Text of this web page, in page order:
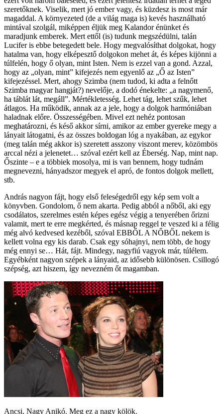
szeretőknek. Viselik, mert jó ember vagy, és küzdesz is most már
magaddal. A környezeted (de a világ maga is) kevés használható
mintával szolgál, miképpen éljük meg Kalandor énünket és
maradjunk emberek. Mert ettől (is) tudunk megszédülni, talán
Lucifer is ebbe betegedett bele. Hogy megvalósíthat dolgokat, hogy
hatalma van, hogy elképesztő dolgokon mehet át, és képes kijönni a
túlfelén, hogy ő olyan, mint Isten. Nem is ezzel van a gond. Azzal,
hogy az „olyan, mint” kifejezés nem egyenlő az „Ő az Isten”
kifejezéssel. Mert, ahogy Szimba (nem tudod, ki adta a felnőtt
Szimba magyar hangját?) nevelője, a dodó énekelte: „a nagymenő,
ha táblát lát, megáll”. Mértékletesség. Lehet tág, lehet szűk, lehet
átlagos. Ha működik, annak az a jele, hogy a dolgok harmóniában
haladnak előre. Összességében. Mivel ezt nehéz pontosan
meghatározni, és késő akkor sírni, amikor az ember gyereke megy a
lányait látogatni, és az összes boldogan lóg a nyakában, az egykor
(meg talán még akkor is) szeretett asszony viszont merev, közömbös
arccal nézi a jelenetet… szóval ezért kell az Éberség. Nap, mint nap.
Őszinte – e a többiek mosolya, mi is van bennem, hogy tudnám
megnevezni, hányadszor megyek el apró, de fontos dolgok mellett,
stb.
András nagyon fájt, hogy első feleségedről egy kép sem volt a
könyvben. Gondolom, ő nem akarta. Pedig abból a nőből, aki egy
csodálatos, szerelmes estén képes egész végig a tenyerében őrizni
valamit, mert te erre megkérted, és másnap reggel te veszed ki a félig
még alvó kedvesed kezéből, szóval EBBŐL A NŐBŐL nekem is
kellett volna egy kis darab. Csak egy sóhajnyi, nem több, de hogy
még ennyi se… Hát, fájt. Mindegy, nagyfiú vagyok már, túlélem.
Egyébként nagyon szépek a lányaid, az idősebb különösen. Csillogó
szépség, azt hiszem, így nevezném őt magamban.
Ancsi, Nagy Anikó. Meg ez a nagy kölök.